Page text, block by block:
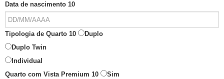
Data de nascimento 10
Tipologia de Quarto 10
Duplo
Duplo Twin
Individual
Quarto com Vista Premium 10
Sim